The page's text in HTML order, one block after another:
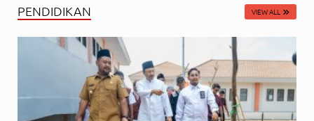
PENDIDIKAN VIEW ALL